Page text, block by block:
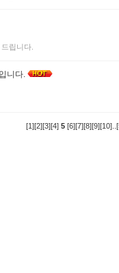
립니다.
니다.
[1][2][3][4] 5 [6][7][8][9][10]